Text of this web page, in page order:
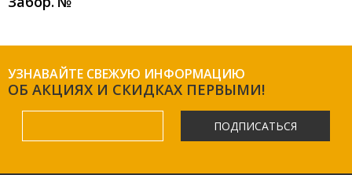
УЗНАВАЙТЕ СВЕЖУЮ ИНФОРМАЦИЮ
ОБ АКЦИЯХ И СКИДКАХ ПЕРВЫМИ!
ПОДПИСАТЬСЯ